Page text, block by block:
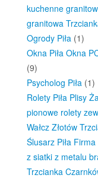
kuchenne
granitowa
Ogrody Piła (1)
Okna Piła Okna
(9)
Psycholog Piła (1)
Rolety Piła Plisy
pionowe rolety
Wałcz Złotów
Ślusarz Piła
z siatki z metalu
Trzcianka